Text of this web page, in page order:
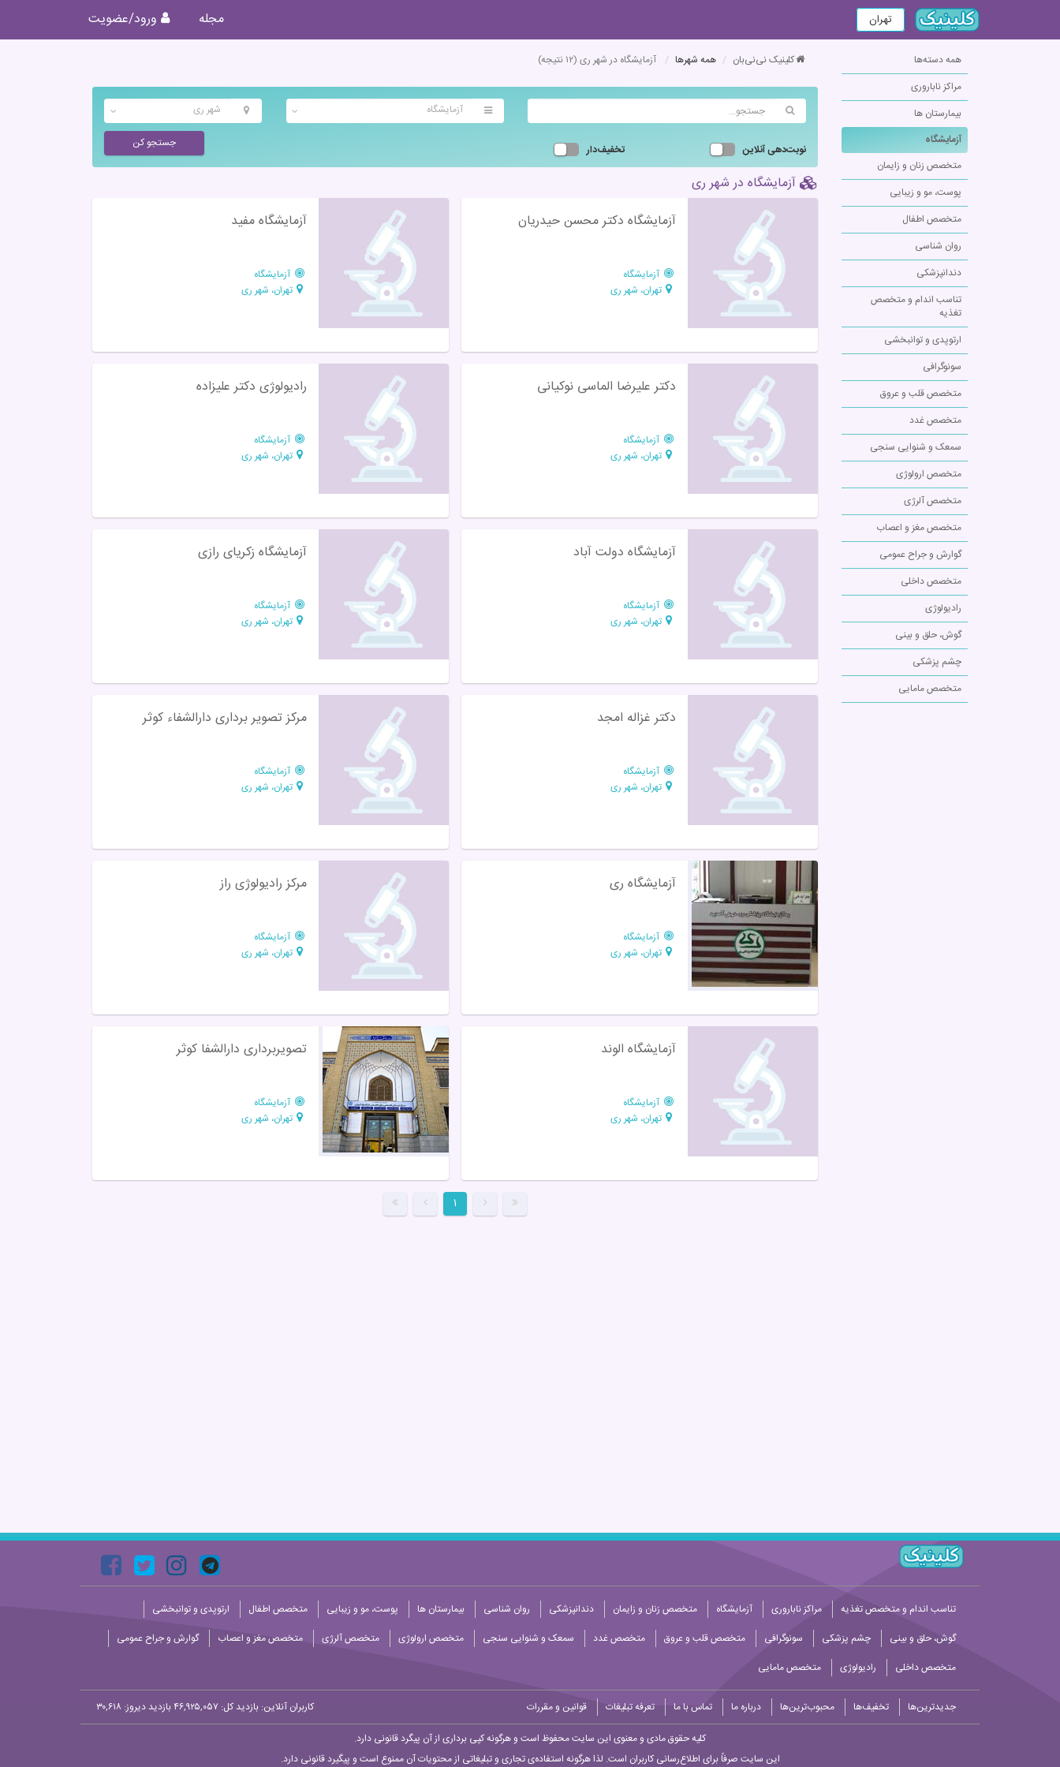
تهران مجله ورود/عضویت
همه دسته‌ها
مراکز ناباروری
بیمارستان ها
آزمایشگاه
متخصص زنان و زایمان
پوست، مو و زیبایی
متخصص اطفال
روان شناسی
دندانپزشکی
تناسب اندام و متخصص
تغذیه
ارتوپدی و توانبخشی
سونوگرافی
متخصص قلب و عروق
متخصص غدد
سمعک و شنوایی سنجی
متخصص ارولوژی
متخصص آلرژی
متخصص مغز و اعصاب
گوارش و جراح عمومی
متخصص داخلی
رادیولوژی
گوش، حلق و بینی
چشم پزشکی
متخصص مامایی
کلینیک نی‌نی‌بان همه شهرها آزمایشگاه در شهر ری (۱۲ نتیجه)
آزمایشگاه شهر ری
نوبت‌دهی آنلاین تخفیف‌دار جستجو کن
آزمایشگاه در شهر ری
آزمایشگاه دکتر محسن حیدریان
آزمایشگاه
تهران، شهر ری
آزمایشگاه مفید
آزمایشگاه
تهران، شهر ری
دکتر علیرضا الماسی نوکیانی
آزمایشگاه
تهران، شهر ری
رادیولوژی دکتر علیزاده
آزمایشگاه
تهران، شهر ری
آزمایشگاه دولت آباد
آزمایشگاه
تهران، شهر ری
آزمایشگاه زکریای رازی
آزمایشگاه
تهران، شهر ری
دکتر غزاله امجد
آزمایشگاه
تهران، شهر ری
مركز تصوير برداری دارالشفاء كوثر
آزمایشگاه
تهران، شهر ری
آزمایشگاه ری
آزمایشگاه
تهران، شهر ری
مرکز رادیولوژی راز
آزمایشگاه
تهران، شهر ری
آزمایشگاه الوند
آزمایشگاه
تهران، شهر ری
تصویربرداری دارالشفا کوثر
آزمایشگاه
تهران، شهر ری
۱
تناسب اندام و متخصص تغذیه مراکز ناباروری آزمایشگاه متخصص زنان و زایمان دندانپزشکی روان شناسی بیمارستان ها پوست، مو و زیبایی متخصص اطفال
ارتوپدی و توانبخشی
گوش، حلق و بینی
چشم پزشکی سونوگرافی متخصص قلب و عروق متخصص غدد سمعک و شنوایی سنجی متخصص ارولوژی متخصص آلرژی متخصص مغز و اعصاب
گوارش و جراح عمومی
متخصص داخلی
رادیولوژی متخصص مامایی
جدیدترین‌ها تخفیف‌ها محبوب‌ترین‌ها درباره ما تماس با ما تعرفه تبلیغات قوانین و مقررات کاربران آنلاین: بازدید کل: ۴۶,۹۲۵,۰۵۷
بازدید دیروز: ۳۰,۶۱۸
کلیه حقوق مادی و معنوی این سایت محفوظ است و هرگونه کپی برداری از آن پیگرد قانونی دارد.
این سایت صرفاً برای اطلاع‌رسانی کاربران است. لذا هرگونه استفاده‌ی تجاری و تبلیغاتی از محتویات آن ممنوع است و پیگیرد قانونی دارد.